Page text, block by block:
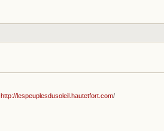
http://lespeuplesdusoleil.hautetfort.com/